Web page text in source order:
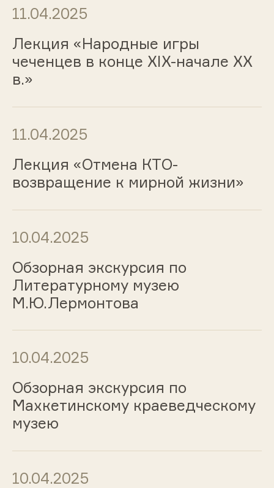
11.04.2025
Лекция «Народные игры
чеченцев в конце XIX-начале XX
в.»
11.04.2025
Лекция «Отмена КТО-
возвращение к мирной жизни»
10.04.2025
Обзорная экскурсия по
Литературному музею
М.Ю.Лермонтова
10.04.2025
Обзорная экскурсия по
Махкетинскому краеведческому
музею
10.04.2025